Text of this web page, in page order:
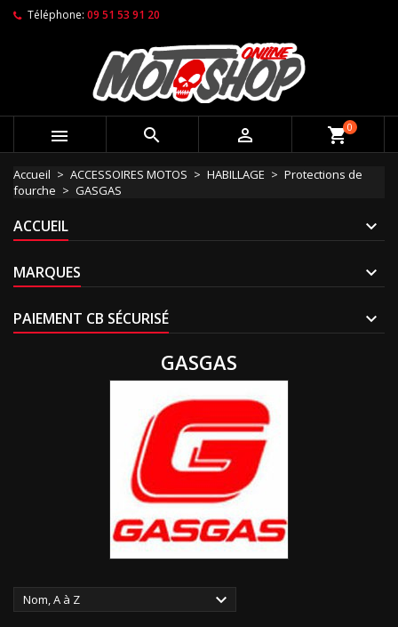
Téléphone: 09 51 53 91 20
   shopping_cart0
Accueil ACCESSOIRES MOTOS HABILLAGE
Protections de
fourche
GASGAS
ACCUEIL
MARQUES
PAIEMENT CB SÉCURISÉ
GASGAS
Nom, A à Z 